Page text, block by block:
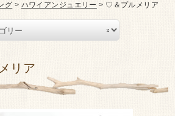
グ > ハワイアンジュエリー > ♡＆プルメリア
リア